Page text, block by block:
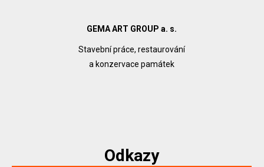
GEMA ART GROUP a. s.
Stavební práce, restaurování
a konzervace památek
Odkazy